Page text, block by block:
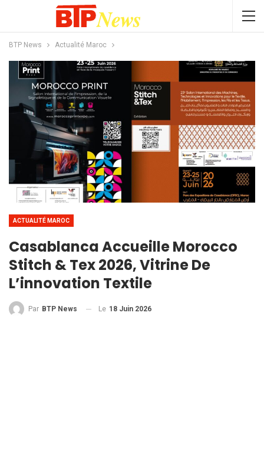
BTP News Actualité Maroc
ACTUALITÉ MAROC
Casablanca Accueille Morocco
Stitch & Tex 2026, Vitrine De
L’innovation Textile
Par BTP News Le 18 Juin 2026